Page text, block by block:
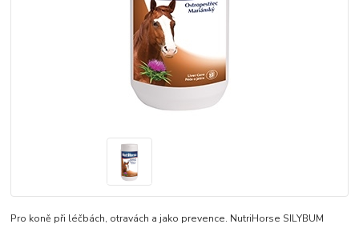
Pro koně při léčbách, otravách a jako prevence. NutriHorse SILYBUM